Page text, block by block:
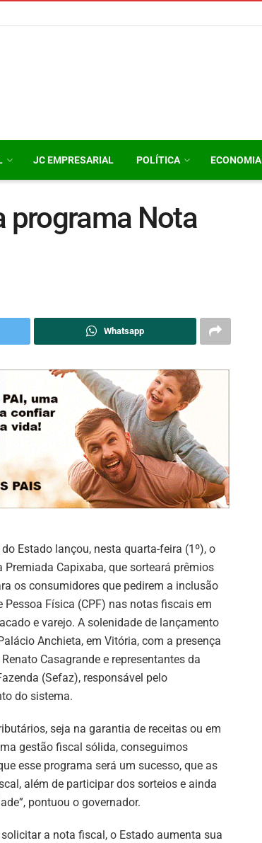
JC EMPRESARIAL POLÍTICA ECONOMIA
programa Nota
Whatsapp
do Estado lançou, nesta quarta-feira (1º), o
Premiada Capixaba, que sorteará prêmios
os consumidores que pedirem a inclusão
Pessoa Física (CPF) nas notas fiscais em
e varejo. A solenidade de lançamento
Anchieta, em Vitória, com a presença
Casagrande e representantes da
(Sefaz), responsável pelo
do sistema.
seja na garantia de receitas ou em
gestão fiscal sólida, conseguimos
esse programa será um sucesso, que as
além de participar dos sorteios e ainda
pontuou o governador.
a nota fiscal, o Estado aumenta sua